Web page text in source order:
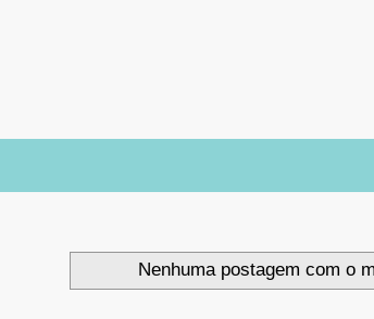
Nenhuma postagem com o